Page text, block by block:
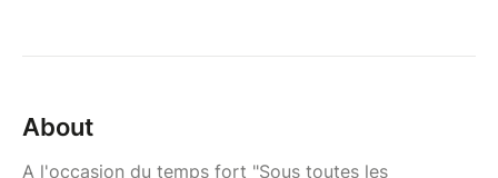
About
A l'occasion du temps fort "Sous toutes les